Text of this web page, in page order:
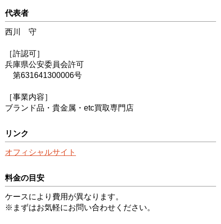
代表者
西川 守
［許認可］
兵庫県公安委員会許可
第631641300006号
［事業内容］
ブランド品・貴金属・etc買取専門店
リンク
オフィシャルサイト
料金の目安
ケースにより費用が異なります。
※まずはお気軽にお問い合わせください。